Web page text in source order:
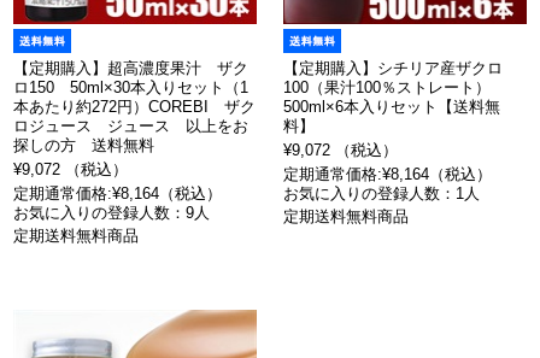
【定期購入】超高濃度果汁 ザク
ロ150 50ml×30本入りセット（1
本あたり約272円）COREBI ザク
ロジュース ジュース 以上をお
探しの方 送料無料
¥9,072 （税込）
定期通常価格:¥8,164（税込）
お気に入りの登録人数：9人
定期送料無料商品
【定期購入】シチリア産ザクロ
100（果汁100％ストレート）
500ml×6本入りセット【送料無
料】
¥9,072 （税込）
定期通常価格:¥8,164（税込）
お気に入りの登録人数：1人
定期送料無料商品